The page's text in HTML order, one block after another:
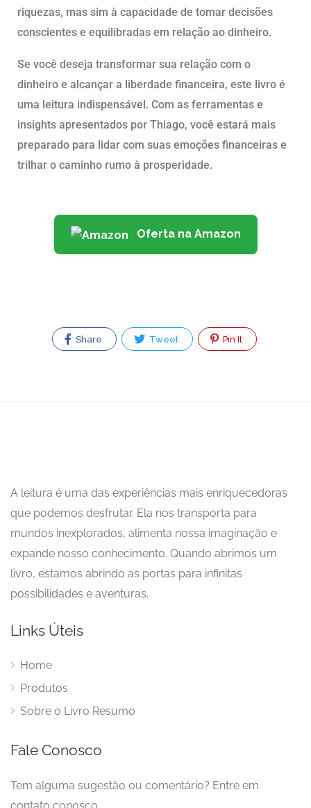
riquezas, mas sim à capacidade de tomar decisões
conscientes e equilibradas em relação ao dinheiro.
Se você deseja transformar sua relação com o
dinheiro e alcançar a liberdade financeira, este livro é
uma leitura indispensável. Com as ferramentas e
insights apresentados por Thiago, você estará mais
preparado para lidar com suas emoções financeiras e
trilhar o caminho rumo à prosperidade.
Oferta na Amazon
Share Tweet Pin It
A leitura é uma das experiências mais enriquecedoras
que podemos desfrutar. Ela nos transporta para
mundos inexplorados, alimenta nossa imaginação e
expande nosso conhecimento. Quando abrimos um
livro, estamos abrindo as portas para infinitas
possibilidades e aventuras.
Links Úteis
Home
Produtos
Sobre o Livro Resumo
Fale Conosco
Tem alguma sugestão ou comentário? Entre em
contato conosco.